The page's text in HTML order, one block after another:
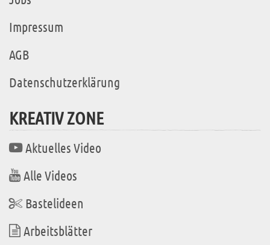
Impressum
AGB
Datenschutzerklärung
KREATIV ZONE
Aktuelles Video
Alle Videos
Bastelideen
Arbeitsblätter